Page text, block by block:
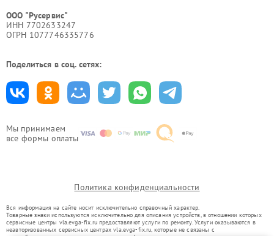
Мы принимаем
все формы оплаты
ООО "Русервис"
ИНН 7702633247
ОГРН 1077746335776
Поделиться в соц. сетях:
Политика конфиденциальности
Вся информация на сайте носит исключительно справочный характер.
Товарные знаки используются исключительно для описания устройств, в отношении которых
сервисные центры vla.evga-fix.ru предоставляют услуги по ремонту. Услуги оказываются в
неавторизованных сервисных центрах vla.evga-fix.ru, которые не связаны с